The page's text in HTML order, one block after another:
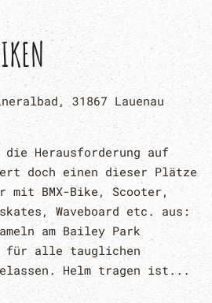
31867 Lauenau
die Herausforderung auf
doch einen dieser Plätze
mit BMX-Bike, Scooter,
Waveboard etc. aus:
am Bailey Park
für alle tauglichen
Helm tragen ist...